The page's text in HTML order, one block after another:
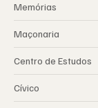
Memórias
Maçonaria
Centro de Estudos
Cívico